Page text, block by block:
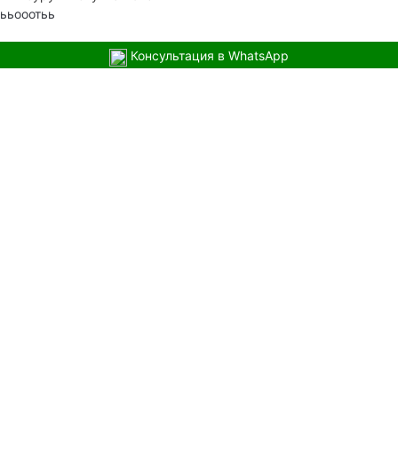
ььооотьь
Консультация в WhatsApp